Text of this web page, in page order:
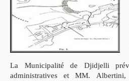
La Municipalité de Djidjelli
administratives et MM.